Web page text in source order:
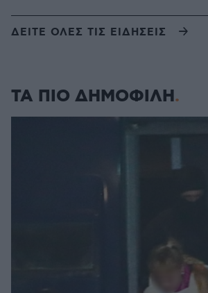
ΔΕΙΤΕ ΟΛΕΣ ΤΙΣ ΕΙΔΗΣΕΙΣ
ΤΑ ΠΙΟ ΔΗΜΟΦΙΛΗ